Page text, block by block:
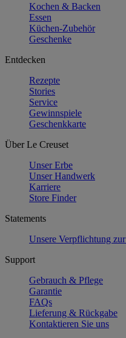
Kochen & Backen
Essen
Küchen-Zubehör
Geschenke
Entdecken
Rezepte
Stories
Service
Gewinnspiele
Geschenkkarte
Über Le Creuset
Unser Erbe
Unser Handwerk
Karriere
Store Finder
Statements
Unsere Verpflichtung
Support
Gebrauch & Pflege
Garantie
FAQs
Lieferung & Rückgabe
Kontaktieren Sie uns